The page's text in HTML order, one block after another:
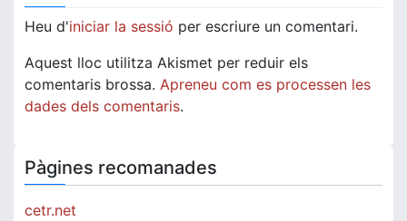
Heu d'iniciar la sessió per escriure un comentari.
Aquest lloc utilitza Akismet per reduir els
comentaris brossa. Apreneu com es processen les
dades dels comentaris.
Pàgines recomanades
cetr.net